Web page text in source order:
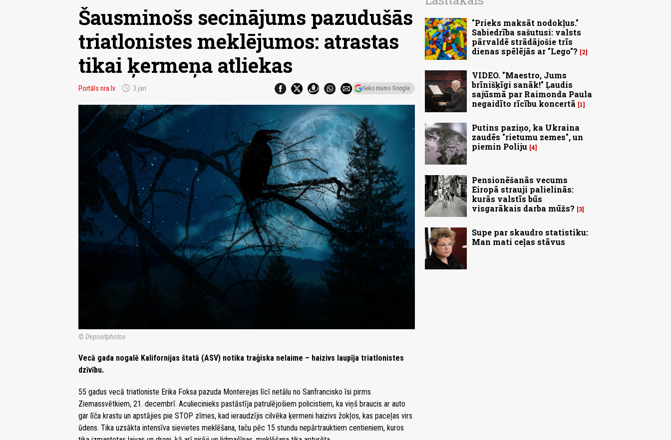
Šausminošs secinājums pazudušās
triatlonistes meklējumos: atrastas
tikai ķermeņa atliekas
Portāls nra.lv schedule 3.jan Seko mums Google
© Depositphotos
Vecā gada nogalē Kalifornijas štatā (ASV) notika traģiska nelaime – haizivs laupīja triatlonistes
dzīvību.
55 gadus vecā triatloniste Erika Foksa pazuda Monterejas līcī netālu no Sanfrancisko īsi pirms
Ziemassvētkiem, 21. decembrī. Aculiecinieks pastāstīja patrulējošiem policistiem, ka viņš braucis ar auto
gar līča krastu un apstājies pie STOP zīmes, kad ieraudzījis cilvēka ķermeni haizivs žokļos, kas paceļas virs
ūdens. Tika uzsākta intensīva sievietes meklēšana, taču pēc 15 stundu nepārtrauktiem centieniem, kuros
"Prieks maksāt nodokļus."
Sabiedrība sašutusi: valsts
pārvaldē strādājošie trīs
dienas spēlējās ar "Lego"?
2
VIDEO. "Maestro, Jums
brīnišķīgi sanāk!" Ļaudis
sajūsmā par Raimonda Paula
negaidīto rīcību koncertā
1
Putins paziņo, ka Ukraina
zaudēs "rietumu zemes", un
piemin Poliju 4
Pensionēšanās vecums
Eiropā strauji palielinās:
kurās valstīs būs
visgarākais darba mūžs? 3
Supe par skaudro statistiku:
Man mati ceļas stāvus